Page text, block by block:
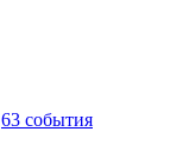
63 события